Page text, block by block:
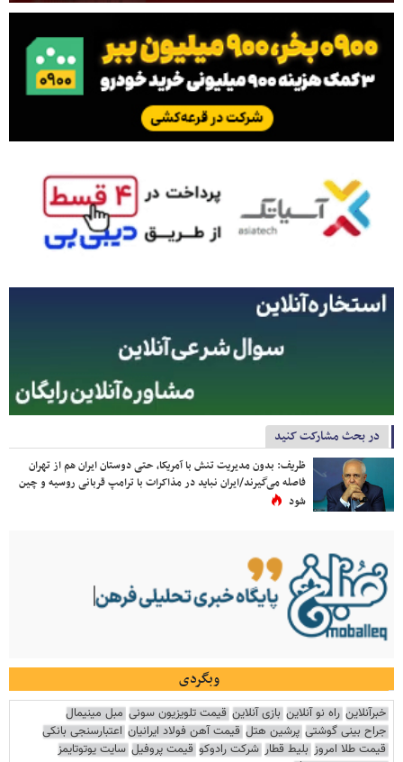
در بحث مشارکت کنید
ظریف: بدون مدیریت تنش با آمریکا، حتی دوستان ایران هم از تهران
فاصله می‌گیرند/ایران نباید در مذاکرات با ترامپ قربانی روسیه و چین
شود
وبگردی
خبرآنلاین راه نو آنلاین بازی آنلاین قیمت تلویزیون سونی مبل مینیمال
جراح بینی گوشتی پرشین هتل قیمت آهن فولاد ایرانیان اعتبارسنجی بانکی
قیمت طلا امروز بلیط قطار شرکت رادوکو قیمت پروفیل سایت یوتوتایمز